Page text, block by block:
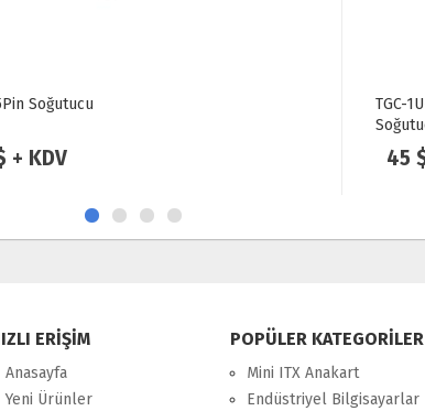
TGC-1U-AM5-P120 AMD AM5 Soket 1U Pasif
45 $ + KDV
ERİŞİM
Anasayfa
Yeni Ürünler
POPÜLER KATEGORİLER
Mini ITX Anakart
Endüstriyel Bilgisayarlar